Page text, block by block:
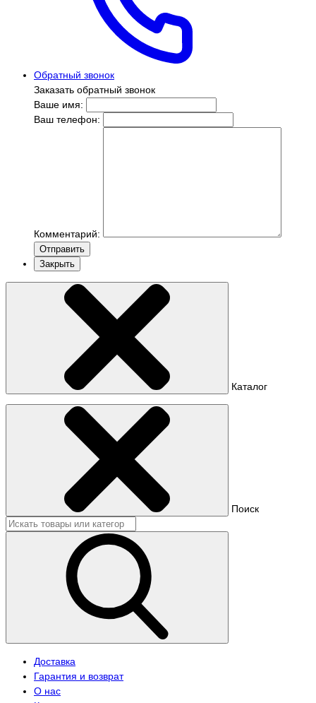
Обратный звонок
Заказать обратный звонок
Ваше имя:
Ваш телефон:
Комментарий:
Отправить
Закрыть
Каталог
Поиск
Доставка
Гарантия и возврат
О нас